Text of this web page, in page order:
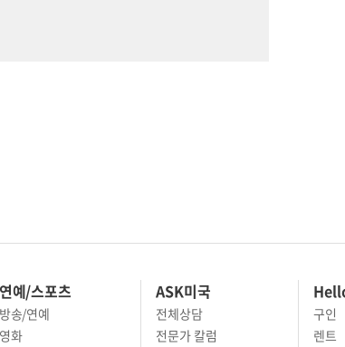
연예/스포츠 ASK미국